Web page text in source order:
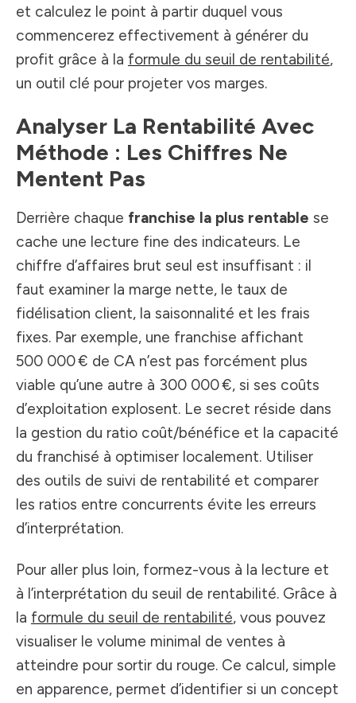
et calculez le point à partir duquel vous
commencerez effectivement à générer du
profit grâce à la formule du seuil de rentabilité,
un outil clé pour projeter vos marges.
Analyser La Rentabilité Avec
Méthode : Les Chiffres Ne
Mentent Pas
Derrière chaque franchise la plus rentable se
cache une lecture fine des indicateurs. Le
chiffre d’affaires brut seul est insuffisant : il
faut examiner la marge nette, le taux de
fidélisation client, la saisonnalité et les frais
fixes. Par exemple, une franchise affichant
500 000 € de CA n’est pas forcément plus
viable qu’une autre à 300 000 €, si ses coûts
d’exploitation explosent. Le secret réside dans
la gestion du ratio coût/bénéfice et la capacité
du franchisé à optimiser localement. Utiliser
des outils de suivi de rentabilité et comparer
les ratios entre concurrents évite les erreurs
d’interprétation.
Pour aller plus loin, formez-vous à la lecture et
à l’interprétation du seuil de rentabilité. Grâce à
la formule du seuil de rentabilité, vous pouvez
visualiser le volume minimal de ventes à
atteindre pour sortir du rouge. Ce calcul, simple
en apparence, permet d’identifier si un concept